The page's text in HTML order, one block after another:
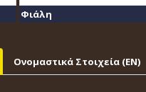
Φιάλη
Ονομαστικά Στοιχεία (EΝ)